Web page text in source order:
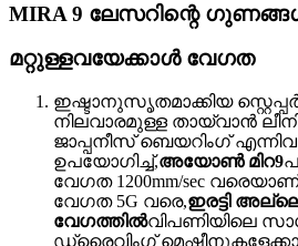
MIRA 9 ലേസറിന്റെ
മറ്റുള്ളവയേക്കാൾ വേഗത
ഇഷ്ടാനുസൃതമാക്കിയ
നിലവാരമുള്ള തായ്‌വാൻ
ജാപ്പനീസ് ബെയറിംഗ് എന്നിവ
ഉപയോഗിച്ച്,അയോൺ മിറ9
വേഗത 1200mm/sec
വേഗത 5G വരെ,ഇരട്ടി
വേഗത്തിൽവിപണിയിലെ
ഡ്രൈവിംഗ്